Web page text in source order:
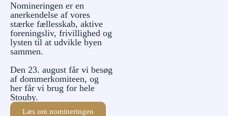
Nomineringen er en
anerkendelse af vores
stærke fællesskab, aktive
foreningsliv, frivillighed og
lysten til at udvikle byen
sammen.
Den 23. august får vi besøg
af dommerkomiteen, og
her får vi brug for hele
Stouby.
Læs om nomineringen